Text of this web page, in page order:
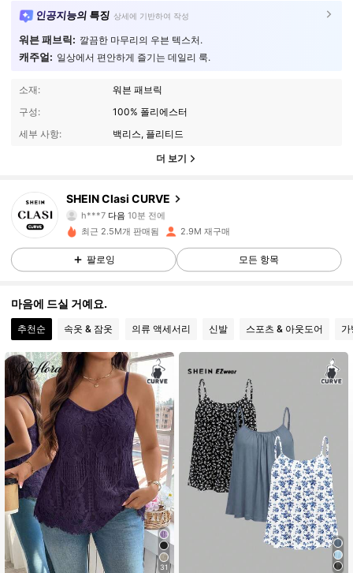
인공지능의 특징 상세에 기반하여 작성
워븐 패브릭: 깔끔한 마무리의 우븐 텍스처.
캐주얼: 일상에서 편안하게 즐기는 데일리 룩.
소재:
워븐 패브릭
구성:
100% 폴리에스터
세부 사항:
백리스, 플리티드
더 보기
SHEIN Clasi CURVE
h***7다음10분 전에
l***1가 탐색 중입니다
4.90
338K 팔로워
4.90 338K 팔로워
4.90 338K 팔로워
4.90 338K 팔로워
4.90 338K 팔로워
4.90 338K 팔로워
최근 2.5M개 판매됨 2.9M 재구매
팔로잉 모든 항목
마음에 드실 거예요.
추천순 속옷 & 잠옷 의류 액세서리 신발 스포츠 & 아웃도어
31